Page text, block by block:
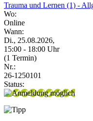
Trauma und Lernen (1) -
Wo:
Online
Wann:
Di., 25.08.2026,
15:00 - 18:00 Uhr
(1 Termin)
Nr.:
26-1250101
Status: